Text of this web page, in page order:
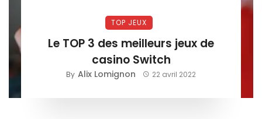
TOP JEUX
Le TOP 3 des meilleurs jeux de
casino Switch
By Alix Lomignon 22 avril 2022